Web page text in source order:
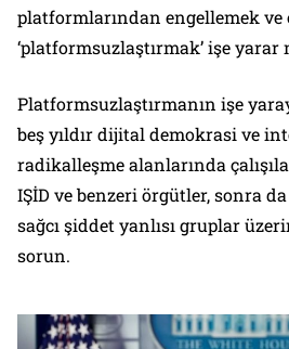
platformlarından engellemek ve
‘platformsuzlaştırmak’ işe yarar
Platformsuzlaştırmanın işe
beş yıldır dijital demokrasi ve
radikalleşme alanlarında
IŞİD ve benzeri örgütler, sonra
sağcı şiddet yanlısı gruplar
sorun.